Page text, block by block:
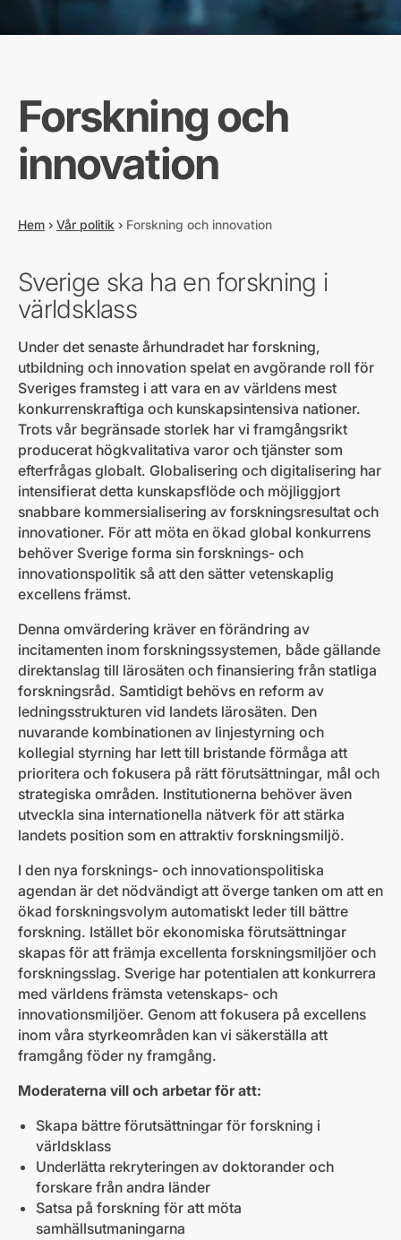
Forskning och
innovation
Hem › Vår politik › Forskning och innovation
Sverige ska ha en forskning i
världsklass
Under det senaste århundradet har forskning,
utbildning och innovation spelat en avgörande roll för
Sveriges framsteg i att vara en av världens mest
konkurrenskraftiga och kunskapsintensiva nationer.
Trots vår begränsade storlek har vi framgångsrikt
producerat högkvalitativa varor och tjänster som
efterfrågas globalt. Globalisering och digitalisering har
intensifierat detta kunskapsflöde och möjliggjort
snabbare kommersialisering av forskningsresultat och
innovationer. För att möta en ökad global konkurrens
behöver Sverige forma sin forsknings- och
innovationspolitik så att den sätter vetenskaplig
excellens främst.
Denna omvärdering kräver en förändring av
incitamenten inom forskningssystemen, både gällande
direktanslag till lärosäten och finansiering från statliga
forskningsråd. Samtidigt behövs en reform av
ledningsstrukturen vid landets lärosäten. Den
nuvarande kombinationen av linjestyrning och
kollegial styrning har lett till bristande förmåga att
prioritera och fokusera på rätt förutsättningar, mål och
strategiska områden. Institutionerna behöver även
utveckla sina internationella nätverk för att stärka
landets position som en attraktiv forskningsmiljö.
I den nya forsknings- och innovationspolitiska
agendan är det nödvändigt att överge tanken om att en
ökad forskningsvolym automatiskt leder till bättre
forskning. Istället bör ekonomiska förutsättningar
skapas för att främja excellenta forskningsmiljöer och
forskningsslag. Sverige har potentialen att konkurrera
med världens främsta vetenskaps- och
innovationsmiljöer. Genom att fokusera på excellens
inom våra styrkeområden kan vi säkerställa att
framgång föder ny framgång.
Moderaterna vill och arbetar för att:
Skapa bättre förutsättningar för forskning i
världsklass
Underlätta rekryteringen av doktorander och
forskare från andra länder
Satsa på forskning för att möta
samhällsutmaningarna